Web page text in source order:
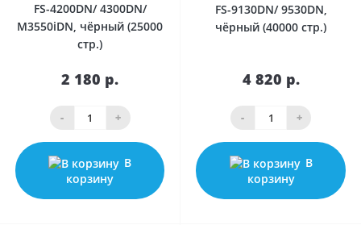
FS-4200DN/ 4300DN/
M3550iDN, чёрный (25000
стр.)
2 180 р.
- +
В
корзину
FS-9130DN/ 9530DN,
чёрный (40000 стр.)
4 820 р.
- +
В
корзину